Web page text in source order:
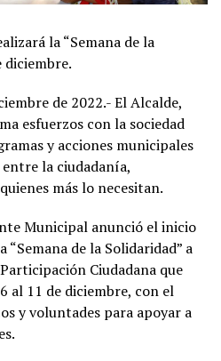
la “Semana de la
diciembre.
de 2022.- El Alcalde,
esfuerzos con la sociedad
y acciones municipales
la ciudadanía,
más lo necesitan.
Municipal anunció el inicio
“Semana de la Solidaridad” a
Ciudadana que
al 11 de diciembre, con el
y voluntades para apoyar a